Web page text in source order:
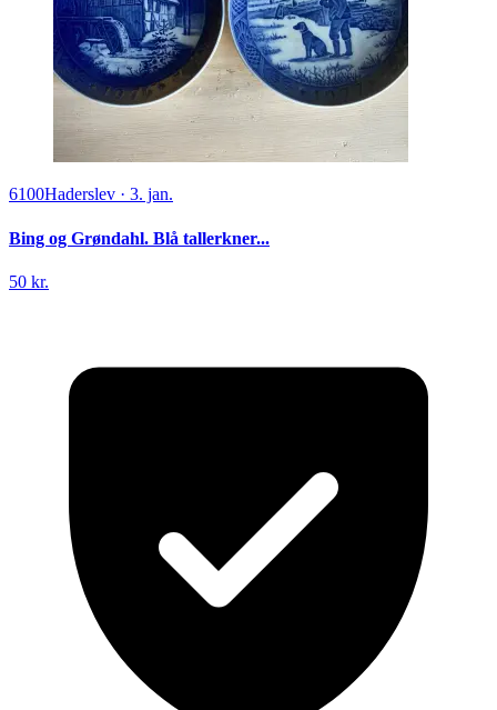
6100Haderslev · 3. jan.
Bing og Grøndahl. Blå tallerkner...
50 kr.